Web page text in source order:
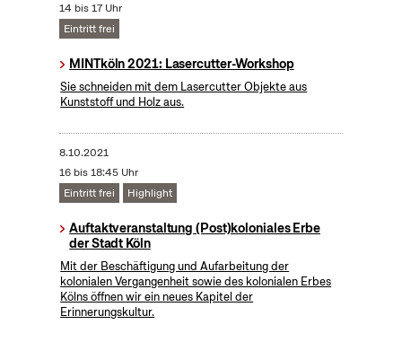
14 bis 17 Uhr
Eintritt frei
MINTköln 2021: Lasercutter-Workshop
Sie schneiden mit dem Lasercutter Objekte aus
Kunststoff und Holz aus.
8.10.2021
16 bis 18:45 Uhr
Eintritt frei
Highlight
Auftaktveranstaltung (Post)koloniales Erbe
der Stadt Köln
Mit der Beschäftigung und Aufarbeitung der
kolonialen Vergangenheit sowie des kolonialen Erbes
Kölns öffnen wir ein neues Kapitel der
Erinnerungskultur.